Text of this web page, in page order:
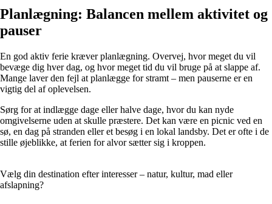
Planlægning: Balancen mellem aktivitet og
pauser
En god aktiv ferie kræver planlægning. Overvej, hvor meget du vil
bevæge dig hver dag, og hvor meget tid du vil bruge på at slappe af.
Mange laver den fejl at planlægge for stramt – men pauserne er en
vigtig del af oplevelsen.
Sørg for at indlægge dage eller halve dage, hvor du kan nyde
omgivelserne uden at skulle præstere. Det kan være en picnic ved en
sø, en dag på stranden eller et besøg i en lokal landsby. Det er ofte i de
stille øjeblikke, at ferien for alvor sætter sig i kroppen.
Vælg din destination efter interesser – natur, kultur, mad eller
afslapning?